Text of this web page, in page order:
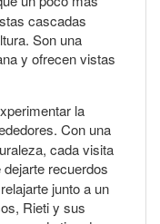
cascadas
Son una
y ofrecen vistas
la
Con una
cada visita
recuerdos
junto a un
Rieti y sus